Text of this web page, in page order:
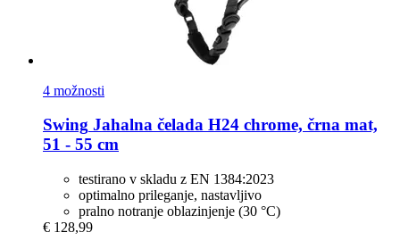
4 možnosti
Swing Jahalna čelada H24 chrome, črna mat,
51 -​ 55 cm
testirano v skladu z EN 1384:2023
optimalno prileganje, nastavljivo
pralno notranje oblazinjenje (30 °C)
€ 128,99